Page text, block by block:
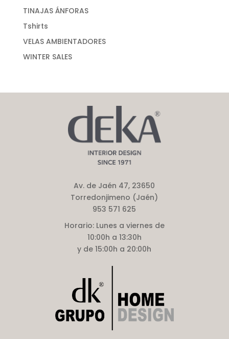
TINAJAS ÁNFORAS
Tshirts
VELAS AMBIENTADORES
WINTER SALES
Av. de Jaén 47, 23650
Torredonjimeno (Jaén)
953 571 625
Horario:Lunes a viernes de
10:00h a 13:30h
y de 15:00h a 20:00h